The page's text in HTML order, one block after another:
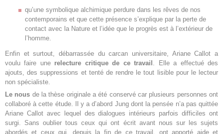
qu’une symbolique alchimique perdure dans les rêves de nos
contemporains et que cette présence s’explique par la perte de
contact avec la Nature et l’idée que le progrès est à l’extérieur de
l’homme.
Enfin et surtout, débarrassée du carcan universitaire, Ariane Callot a
voulu faire une relecture critique de ce travail
. Elle a effectué des
ajouts, des suppressions et tenté de rendre le tout lisible pour le lecteur
non spécialiste.
Le nous de la thèse originale a été conservé car plusieurs personnes ont
collaboré à cette étude. Il y a d’abord Jung dont la pensée n’a pas quittée
Ariane Callot avec lequel des dialogues intérieurs parfois difficiles ont
surgi. Sans oublier tous ceux qui ont écrit avant nous sur les sujets
abordés et ceux qui, depuis la fin de ce travail, ont apporté aide et